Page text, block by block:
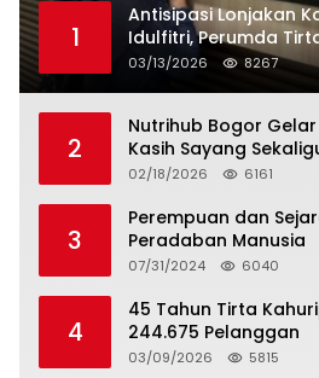
1
Antisipasi Lonjakan
Idulfitri, Perumda
Berlakukan Status
03/13/2026 8267
2
Nutrihub Bogor
Kasih Sayang
Tropicana
02/18/2026 6161
3
Perempuan dan
Peradaban Manusia
07/31/2024 6040
4
45 Tahun Tirta
244.675 Pelanggan
03/09/2026 5815